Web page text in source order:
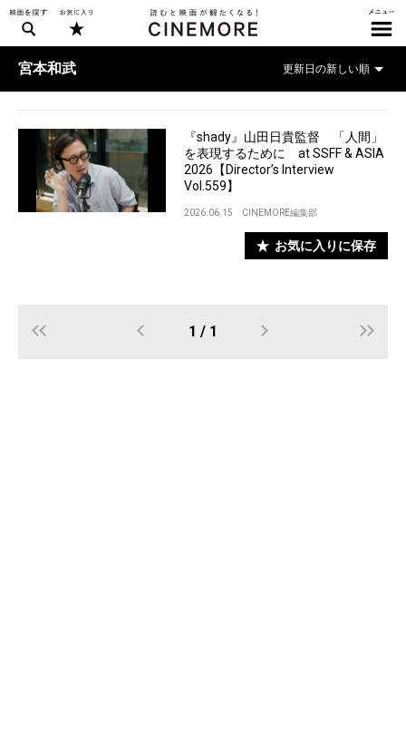
宮本和武
『shady』山田日貴監督 「人間」
を表現するために at SSFF & ASIA
2026【Director’s Interview
Vol.559】
2026.06.15 CINEMORE編集部
お気に入りに保存
1 / 1